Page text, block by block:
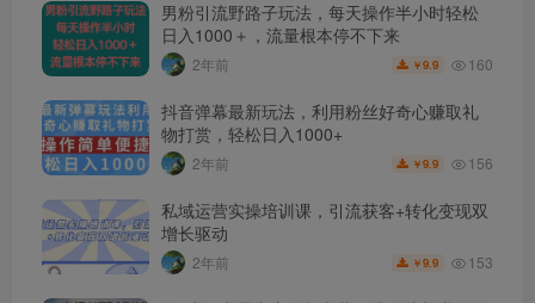
男粉引流野路子玩法，每天操作半小时轻松
日入1000＋，流量根本停不下来
2年前 ￥9.9 160
抖音弹幕最新玩法，利用粉丝好奇心赚取礼
物打赏，轻松日入1000+
2年前 ￥9.9 156
私域运营实操培训课，引流获客+转化变现双
增长驱动
2年前 ￥9.9 153